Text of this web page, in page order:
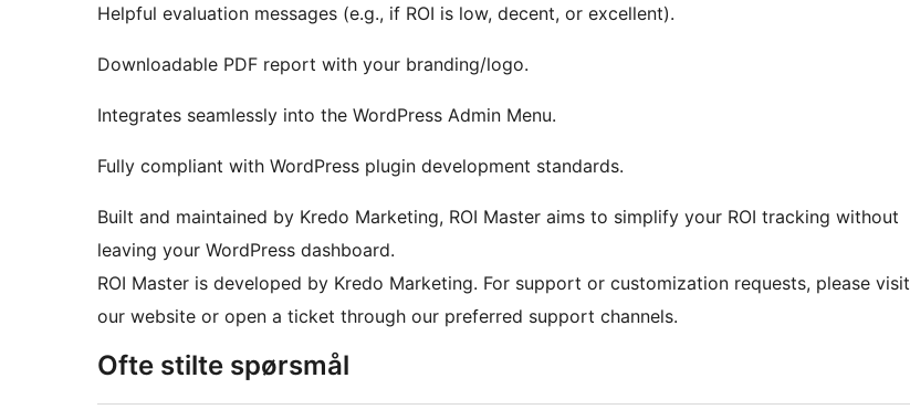
Helpful evaluation messages (e.g., if ROI is low, decent, or excellent).
Downloadable PDF report with your branding/logo.
Integrates seamlessly into the WordPress Admin Menu.
Fully compliant with WordPress plugin development standards.
Built and maintained by Kredo Marketing, ROI Master aims to simplify your ROI tracking without
leaving your WordPress dashboard.
ROI Master is developed by Kredo Marketing. For support or customization requests, please visit
our website or open a ticket through our preferred support channels.
Ofte stilte spørsmål